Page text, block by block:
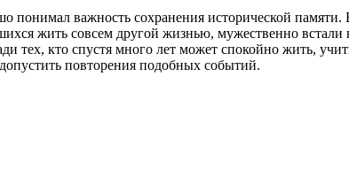
важность сохранения исторической памяти.
жить совсем другой жизнью, мужественно встали
кто спустя много лет может спокойно жить,
повторения подобных событий.